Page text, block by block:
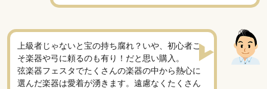
上級者じゃないと宝の持ち腐れ？いや、初心者こ
そ楽器や弓に頼るのも有り！だと思い購入。
弦楽器フェスタでたくさんの楽器の中から熱心に
選んだ楽器は愛着が湧きます。遠慮なくたくさん